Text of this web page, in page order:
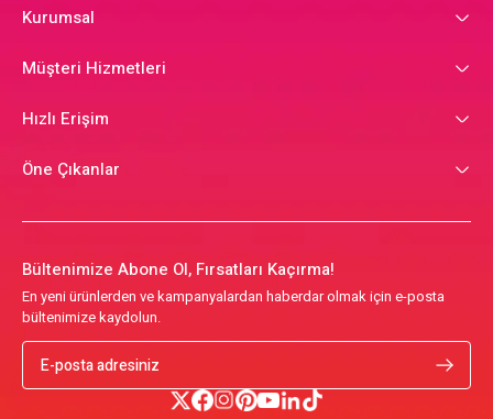
Kurumsal
Müşteri Hizmetleri
Hızlı Erişim
Öne Çıkanlar
Bültenimize Abone Ol, Fırsatları Kaçırma!
En yeni ürünlerden ve kampanyalardan haberdar olmak için e-posta
bültenimize kaydolun.